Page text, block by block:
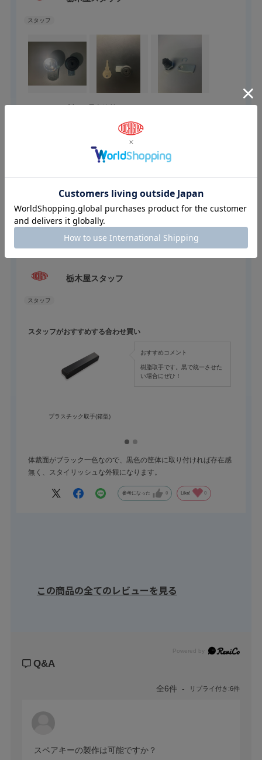
製品重量も軽く、金属製の錠前のように光を反射致しません。
黒色の筐体にご使用の場合はデザインの邪魔をせず、錠前が取り
付いている事もわかりづらいのでイタズラ防止にもなります。
止め金具はEリングを外して取り外すことが可能なので別注も可
続きを読む
2024.4.30
黒色什器に馴染むシリンダーです！
栃木屋スタッフ
スタッフがおすすめする合わせ買い
プラスチック取手(箱型)
おすすめコメント
樹脂取手です。黒で統一させた
い場合にぜひ！
体裁面がブラック一色なので、黒色の筐体に取り付ければ存在感
無く、スタイリッシュな外観になります。
参考になった 0 Like! 0
この商品の全てのレビューを見る
Powered by
Q&A
全6件 リプライ付き:6件
スペアキーの製作は可能ですか？